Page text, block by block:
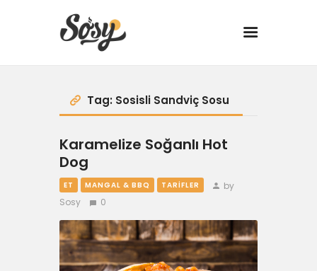
TARİFLER
MANGAL
YANCI
DRINK
Tag: Sosisli Sandviç Sosu
Karamelize Soğanlı Hot
Dog
ET MANGAL & BBQ TARIFLER
by
Sosy
0